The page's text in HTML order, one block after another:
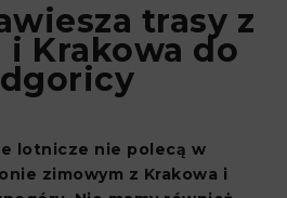
trasy z
i Krakowa do
lotnicze nie polecą w
zimowym z Krakowa i